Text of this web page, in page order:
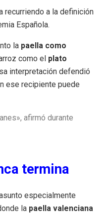
recurriendo a la definición
Española.
la paella como
como el plato
interpretación defendió
ese recipiente puede
afirmó durante
termina
especialmente
la paella valenciana